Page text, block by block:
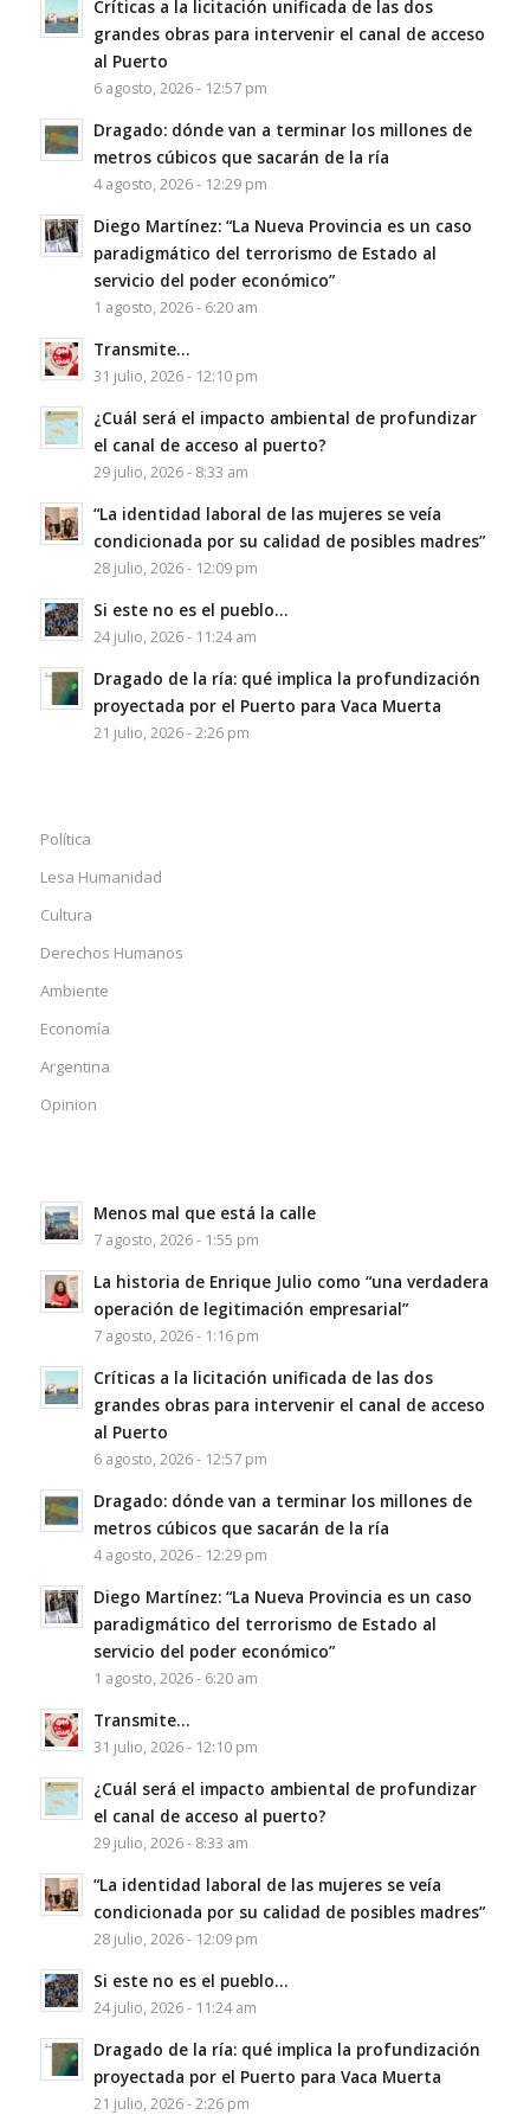
Críticas a la licitación unificada de las dos
grandes obras para intervenir el canal de acceso
al Puerto
6 agosto, 2026 - 12:57 pm
Dragado: dónde van a terminar los millones de
metros cúbicos que sacarán de la ría
4 agosto, 2026 - 12:29 pm
Diego Martínez: “La Nueva Provincia es un caso
paradigmático del terrorismo de Estado al
servicio del poder económico”
1 agosto, 2026 - 6:20 am
Transmite…
31 julio, 2026 - 12:10 pm
¿Cuál será el impacto ambiental de profundizar
el canal de acceso al puerto?
29 julio, 2026 - 8:33 am
“La identidad laboral de las mujeres se veía
condicionada por su calidad de posibles madres”
28 julio, 2026 - 12:09 pm
Si este no es el pueblo…
24 julio, 2026 - 11:24 am
Dragado de la ría: qué implica la profundización
proyectada por el Puerto para Vaca Muerta
21 julio, 2026 - 2:26 pm
Política
Lesa Humanidad
Cultura
Derechos Humanos
Ambiente
Economía
Argentina
Opinion
Menos mal que está la calle
7 agosto, 2026 - 1:55 pm
La historia de Enrique Julio como “una verdadera
operación de legitimación empresarial”
7 agosto, 2026 - 1:16 pm
Críticas a la licitación unificada de las dos
grandes obras para intervenir el canal de acceso
al Puerto
6 agosto, 2026 - 12:57 pm
Dragado: dónde van a terminar los millones de
metros cúbicos que sacarán de la ría
4 agosto, 2026 - 12:29 pm
Diego Martínez: “La Nueva Provincia es un caso
paradigmático del terrorismo de Estado al
servicio del poder económico”
1 agosto, 2026 - 6:20 am
Transmite…
31 julio, 2026 - 12:10 pm
¿Cuál será el impacto ambiental de profundizar
el canal de acceso al puerto?
29 julio, 2026 - 8:33 am
“La identidad laboral de las mujeres se veía
condicionada por su calidad de posibles madres”
28 julio, 2026 - 12:09 pm
Si este no es el pueblo…
24 julio, 2026 - 11:24 am
Dragado de la ría: qué implica la profundización
proyectada por el Puerto para Vaca Muerta
21 julio, 2026 - 2:26 pm